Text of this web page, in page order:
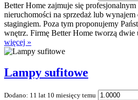
Better Home zajmuje się
nieruchomości na sprzedaż lub
stagingiem. Poza tym proponujemy
wnętrz. Firmę Better Home tworzą dwie
więcej »
Lampy sufitowe
Dodano: 11 lat 10 miesięcy temu